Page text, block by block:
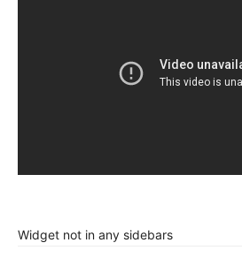
Widget not in any sidebars